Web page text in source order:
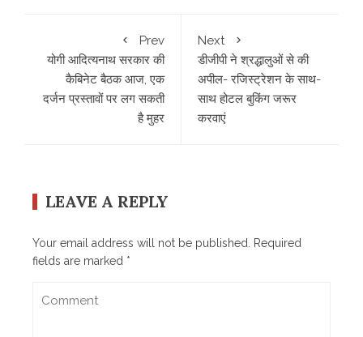
Prev
योगी आदित्यनाथ सरकार की
कैबिनेट बैठक आज, एक
दर्जन प्रस्तावों पर लग सकती
है मुहर
Next
डीजीपी ने श्रद्धालुओं से की
अपील- रजिस्ट्रेशन के साथ-
साथ होटल बुकिंग जरूर
करवाएं
LEAVE A REPLY
Your email address will not be published.
Required
fields are marked *